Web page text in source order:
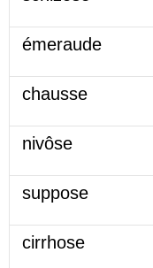
émeraude
chausse
nivôse
suppose
cirrhose